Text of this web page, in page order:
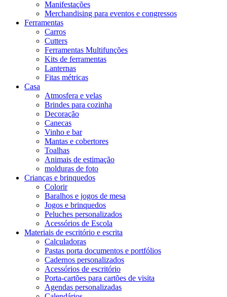
Manifestações
Merchandising para eventos e congressos
Ferramentas
Carros
Cutters
Ferramentas Multifunções
Kits de ferramentas
Lanternas
Fitas métricas
Casa
Atmosfera e velas
Brindes para cozinha
Decoração
Canecas
Vinho e bar
Mantas e cobertores
Toalhas
Animais de estimação
molduras de foto
Crianças e brinquedos
Colorir
Baralhos e jogos de mesa
Jogos e brinquedos
Peluches personalizados
Acessórios de Escola
Materiais de escritório e escrita
Calculadoras
Pastas porta documentos e portfólios
Cadernos personalizados
Acessórios de escritório
Porta-cartões para cartões de visita
Agendas personalizadas